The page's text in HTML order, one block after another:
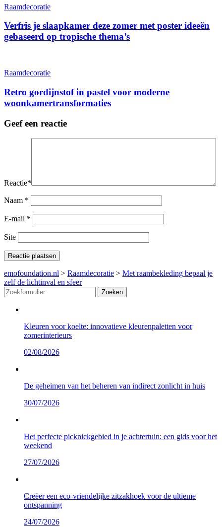
Raamdecoratie
Verfris je slaapkamer deze zomer met poster ideeën
gebaseerd op tropische thema’s
Raamdecoratie
Retro gordijnstof in pastel voor moderne
woonkamertransformaties
Geef een reactie
Reactie*
Naam *
E-mail *
Site
emofoundation.nl > Raamdecoratie > Met raambekleding bepaal je
zelf de lichtinval en sfeer
Zoeken
Kleuren voor koelte: innovatieve kleurenpaletten voor
zomerinterieurs
02/08/2026
De geheimen van het beheren van indirect zonlicht in huis
30/07/2026
Het perfecte picknickgebied in je achtertuin: een gids voor het
weekend
27/07/2026
Creëer een eco-vriendelijke zitzakhoek voor de ultieme
ontspanning
24/07/2026